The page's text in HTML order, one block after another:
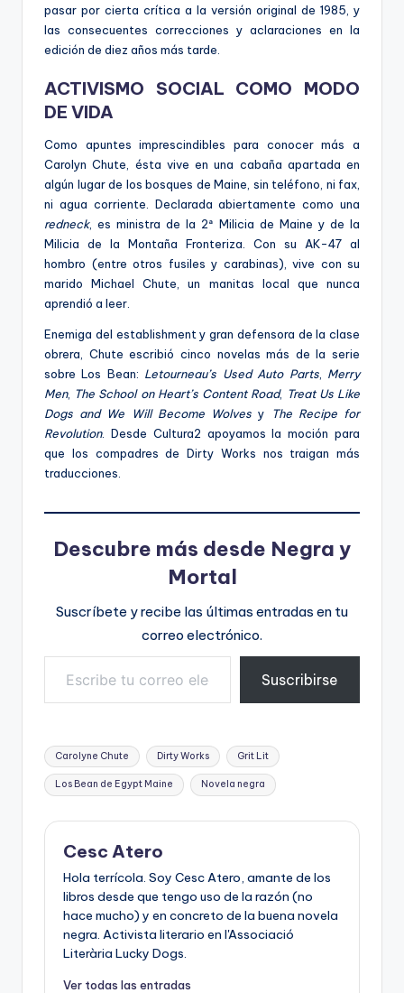
pasar por cierta crítica a la versión original de 1985, y
las consecuentes correcciones y aclaraciones en la
edición de diez años más tarde.
ACTIVISMO SOCIAL COMO MODO
DE VIDA
Como apuntes imprescindibles para conocer más a
Carolyn Chute, ésta vive en una cabaña apartada en
algún lugar de los bosques de Maine, sin teléfono, ni fax,
ni agua corriente. Declarada abiertamente como una
redneck, es ministra de la 2ª Milicia de Maine y de la
Milicia de la Montaña Fronteriza. Con su AK-47 al
hombro (entre otros fusiles y carabinas), vive con su
marido Michael Chute, un manitas local que nunca
aprendió a leer.
Enemiga del establishment y gran defensora de la clase
obrera, Chute escribió cinco novelas más de la serie
sobre Los Bean: Letourneau’s Used Auto Parts, Merry
Men, The School on Heart’s Content Road, Treat Us Like
Dogs and We Will Become Wolves y
The Recipe for
Revolution. Desde Cultura2 apoyamos la moción para
que los compadres de Dirty Works nos traigan más
traducciones.
Descubre más desde Negra y
Mortal
Suscríbete y recibe las últimas entradas en tu
correo electrónico.
Escribe tu correo electrónico…
Suscribirse
Etiquetas:
Carolyne Chute Dirty Works Grit Lit
Los Bean de Egypt Maine Novela negra
Cesc Atero
Hola terrícola. Soy Cesc Atero, amante de los
libros desde que tengo uso de la razón (no
hace mucho) y en concreto de la buena novela
negra. Activista literario en l'Associació
Literària Lucky Dogs.
Ver todas las entradas